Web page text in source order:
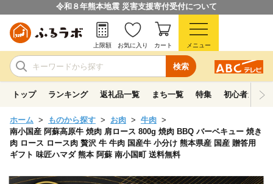
令和８年熊本地震 災害支援寄付受付について
検索
上限額 お気に入り カート メニュー
トップ ランキング 返礼品一覧 まち一覧 特集 初心者ガイド
ホーム ものから探す お肉
牛肉
南小国産 阿蘇高原牛 焼肉 肩ロース 800g 焼肉 BBQ バーベキュー 焼き
肉 ロース ロース肉 贅沢 牛 牛肉 国産牛 小分け 熊本県産 国産 贈答用
ギフト 味匠ハマダ 熊本 阿蘇 南小国町 送料無料